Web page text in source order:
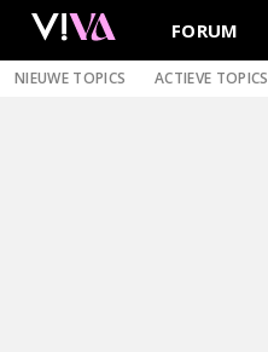
FORUM
NIEUWE TOPICS ACTIEVE TOPICS